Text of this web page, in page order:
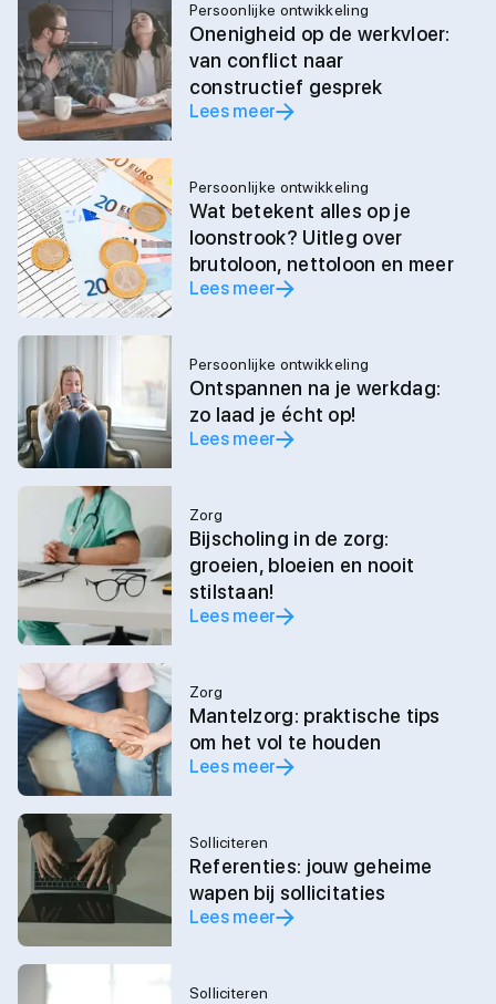
Persoonlijke ontwikkeling
Onenigheid op de werkvloer:
van conflict naar
constructief gesprek
Lees meer
Persoonlijke ontwikkeling
Wat betekent alles op je
loonstrook? Uitleg over
brutoloon, nettoloon en meer
Lees meer
Persoonlijke ontwikkeling
Ontspannen na je werkdag:
zo laad je écht op!
Lees meer
Zorg
Bijscholing in de zorg:
groeien, bloeien en nooit
stilstaan!
Lees meer
Zorg
Mantelzorg: praktische tips
om het vol te houden
Lees meer
Solliciteren
Referenties: jouw geheime
wapen bij sollicitaties
Lees meer
Solliciteren